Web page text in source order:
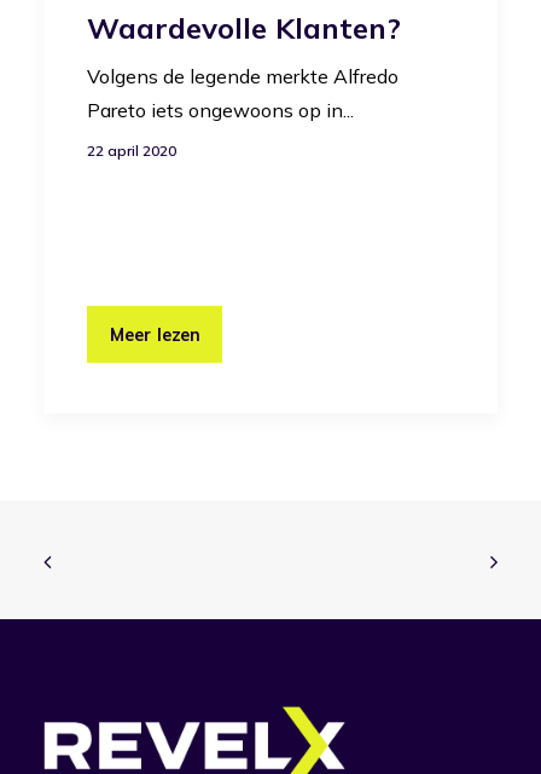
Waardevolle Klanten?
Volgens de legende merkte Alfredo
Pareto iets ongewoons op in...
22 april 2020
Meer lezen